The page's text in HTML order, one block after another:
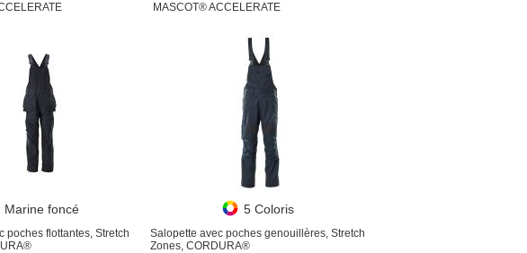
Marine foncé
poches flottantes, Stretch
MASCOT® ACCELERATE
5 Coloris
Salopette avec poches genouillères, Stretch
Zones, CORDURA®